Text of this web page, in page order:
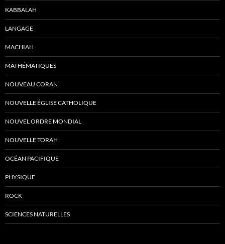
KABBALAH
LANGAGE
MACHIAH
MATHÉMATIQUES
NOUVEAU CORAN
NOUVELLE ÉGLISE CATHOLIQUE
NOUVEL ORDRE MONDIAL
NOUVELLE TORAH
OCÉAN PACIFIQUE
PHYSIQUE
ROCK
SCIENCES NATURELLES